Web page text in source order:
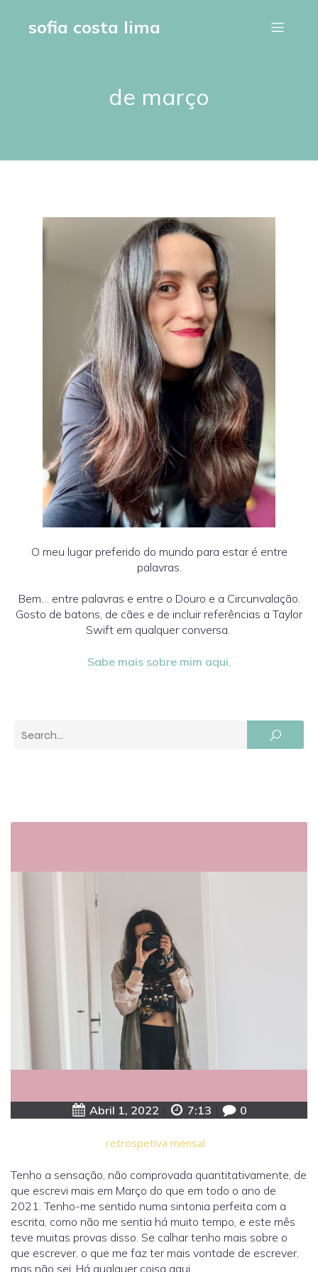
sofia costa lima
de março
O meu lugar preferido do mundo para estar é entre
palavras.
Bem… entre palavras e entre o Douro e a Circunvalação.
Gosto de batons, de cães e de incluir referências a Taylor
Swift em qualquer conversa.
Sabe mais sobre mim aqui.
Abril 1, 2022 7:13 0
retrospetiva mensal
Tenho a sensação, não comprovada quantitativamente, de
que escrevi mais em Março do que em todo o ano de
2021. Tenho-me sentido numa sintonia perfeita com a
escrita, como não me sentia há muito tempo, e este mês
teve muitas provas disso. Se calhar tenho mais sobre o
que escrever, o que me faz ter mais vontade de escrever,
mas não sei. Há qualquer coisa aqui.